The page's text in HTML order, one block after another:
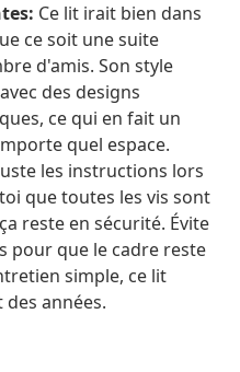
Ce lit irait bien dans
ce soit une suite
d'amis. Son style
des designs
ce qui en fait un
quel espace.
les instructions lors
que toutes les vis sont
reste en sécurité. Évite
pour que le cadre reste
simple, ce lit
années.